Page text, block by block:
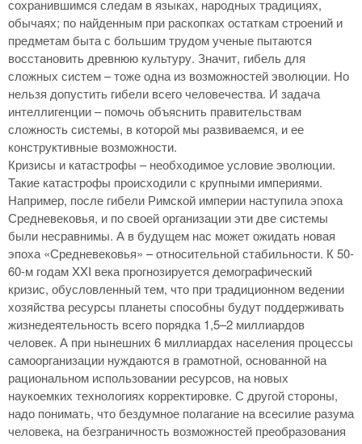
сохранившимся следам в языках, народных традициях,
обычаях; по найденным при раскопках остаткам строений и
предметам быта с большим трудом ученые пытаются
восстановить древнюю культуру. Значит, гибель для
сложных систем – тоже одна из возможностей эволюции. Но
нельзя допустить гибели всего человечества. И задача
интеллигенции – помочь объяснить правительствам
сложность системы, в которой мы развиваемся, и ее
конструктивные возможности.
Кризисы и катастрофы – необходимое условие эволюции.
Такие катастрофы происходили с крупными империями.
Например, после гибели Римской империи наступила эпоха
Средневековья, и по своей организации эти две системы
были несравнимы. А в будущем нас может ожидать новая
эпоха «Средневековья» – относительной стабильности. К 50-
60-м годам XXI века прогнозируется демографический
кризис, обусловленный тем, что при традиционном ведении
хозяйства ресурсы планеты способны будут поддерживать
жизнедеятельность всего порядка 1,5–2 миллиардов
человек. А при нынешних 6 миллиардах населения процессы
самоорганизации нуждаются в грамотной, основанной на
рациональном использовании ресурсов, на новых
наукоемких технологиях корректировке. С другой стороны,
надо понимать, что бездумное полагание на всесилие разума
человека, на безграничность возможностей преобразования